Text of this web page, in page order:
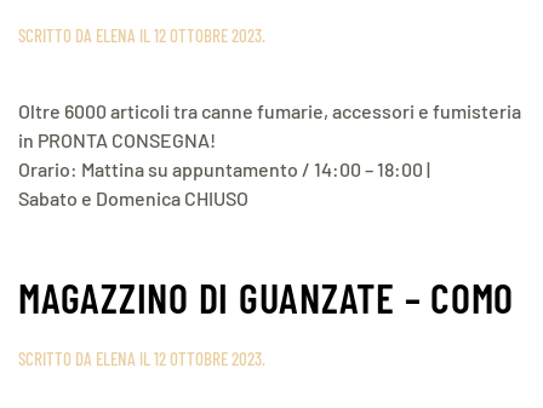
SCRITTO DA ELENA IL12 OTTOBRE 2023.
Oltre 6000 articoli tra canne fumarie, accessori e fumisteria
in PRONTA CONSEGNA!
Orario: Mattina su appuntamento / 14:00 – 18:00 |
Sabato e Domenica CHIUSO
MAGAZZINO DI GUANZATE – COMO
SCRITTO DA ELENA IL12 OTTOBRE 2023.